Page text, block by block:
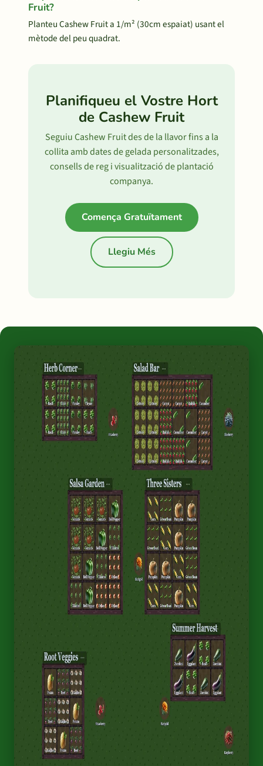
Fruit?
Planteu Cashew Fruit a 1/m² (30cm espaiat) usant el
mètode del peu quadrat.
Planifiqueu el Vostre Hort
de Cashew Fruit
Seguiu Cashew Fruit des de la llavor fins a la
collita amb dates de gelada personalitzades,
consells de reg i visualització de plantació
companya.
Comença Gratuïtament
Llegiu Més